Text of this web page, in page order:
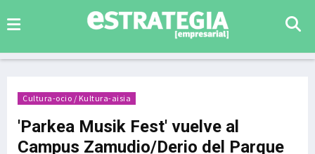
Cultura-ocio / Kultura-aisia
'Parkea Musik Fest' vuelve al
Campus Zamudio/Derio del Parque